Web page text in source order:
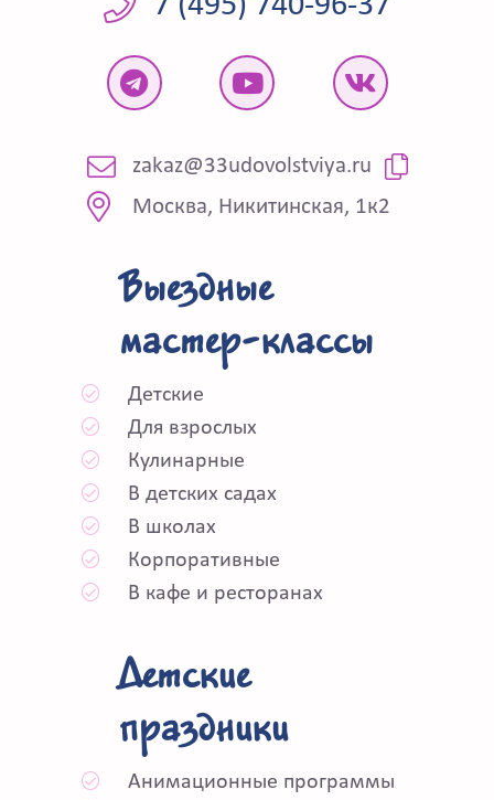
Детские
праздники
Анимационные программы
zakaz@33udovolstviya.ru
Москва, Никитинская, 1к2
Выездные
мастер-классы
Детские
Для взрослых
Кулинарные
В детских садах
В школах
Корпоративные
В кафе и ресторанах